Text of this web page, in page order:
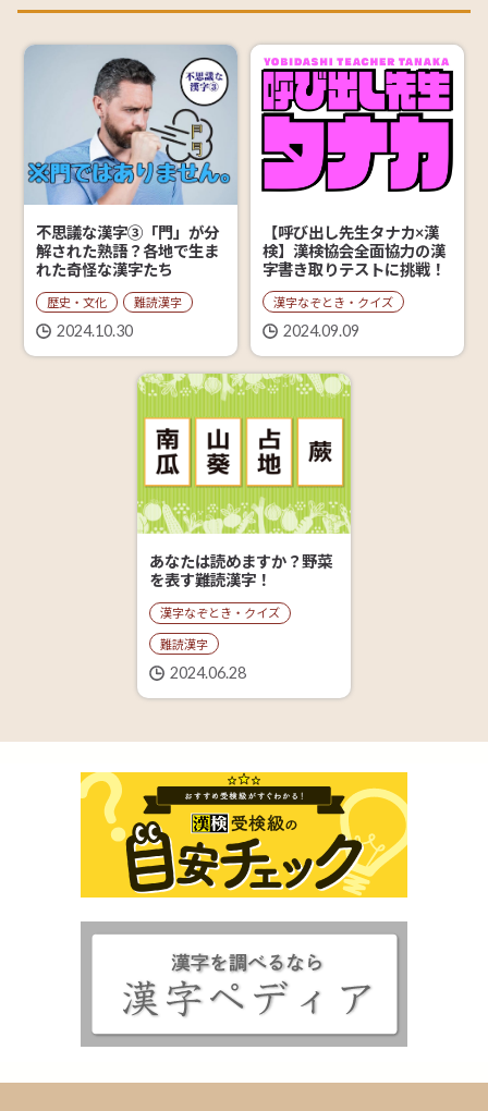
不思議な漢字③「門」が分
解された熟語？各地で生ま
れた奇怪な漢字たち
歴史・文化 難読漢字
2024.10.30
【呼び出し先生タナカ×漢
検】漢検協会全面協力の漢
字書き取りテストに挑戦！
漢字なぞとき・クイズ
2024.09.09
あなたは読めますか？野菜
を表す難読漢字！
漢字なぞとき・クイズ
難読漢字
2024.06.28